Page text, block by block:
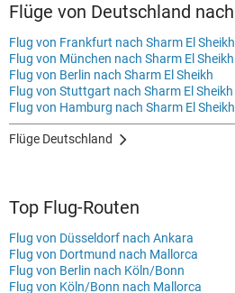
Flüge von Deutschland
Flug von Frankfurt nach Sharm El Sheikh
Flug von München nach Sharm El Sheikh
Flug von Berlin nach Sharm El Sheikh
Flug von Stuttgart nach Sharm El Sheikh
Flug von Hamburg nach Sharm El Sheikh
Flüge Deutschland
Top Flug-Routen
Flug von Düsseldorf nach Ankara
Flug von Dortmund nach Mallorca
Flug von Berlin nach Köln/Bonn
Flug von Köln/Bonn nach Mallorca